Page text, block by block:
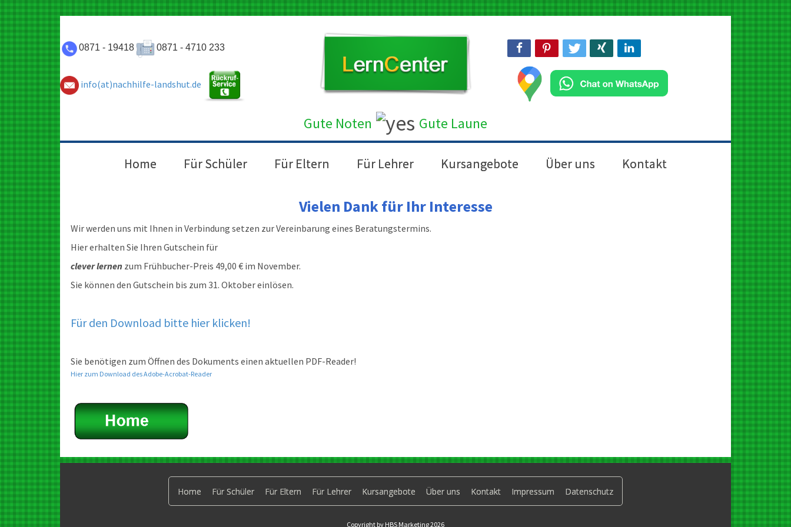
0871 - 19418 0871 - 4710 233
info(at)nachhilfe-landshut.de
Gute Noten Gute Laune
Home Für Schüler Für Eltern Für Lehrer Kursangebote Über uns Kontakt
Vielen Dank für Ihr Interesse
Wir werden uns mit Ihnen in Verbindung setzen zur Vereinbarung eines Beratungstermins.
Hier erhalten Sie Ihren Gutschein für
clever lernen zum Frühbucher-Preis 49,00 € im November.
Sie können den Gutschein bis zum 31. Oktober einlösen.
Für den Download bitte hier klicken!
Sie benötigen zum Öffnen des Dokuments einen aktuellen PDF-Reader!
Hier zum Download des Adobe-Acrobat-Reader
Home Für Schüler Für Eltern Für Lehrer Kursangebote Über uns Kontakt Impressum Datenschutz
Copyright by HBS Marketing 2026